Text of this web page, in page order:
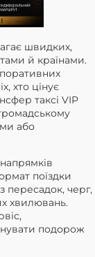
швидких,
й країнами.
хто цінує
таксі VIP
або
поїздки
пересадок, черг,
хвилювань.
подорож